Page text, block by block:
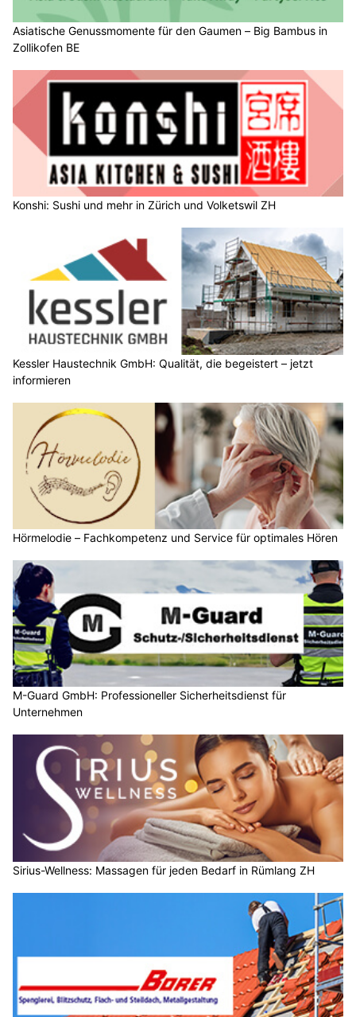
Asiatische Genussmomente für den Gaumen – Big Bambus in
Zollikofen BE
Konshi: Sushi und mehr in Zürich und Volketswil ZH
Kessler Haustechnik GmbH: Qualität, die begeistert – jetzt
informieren
Hörmelodie – Fachkompetenz und Service für optimales Hören
M-Guard GmbH: Professioneller Sicherheitsdienst für
Unternehmen
Sirius-Wellness: Massagen für jeden Bedarf in Rümlang ZH